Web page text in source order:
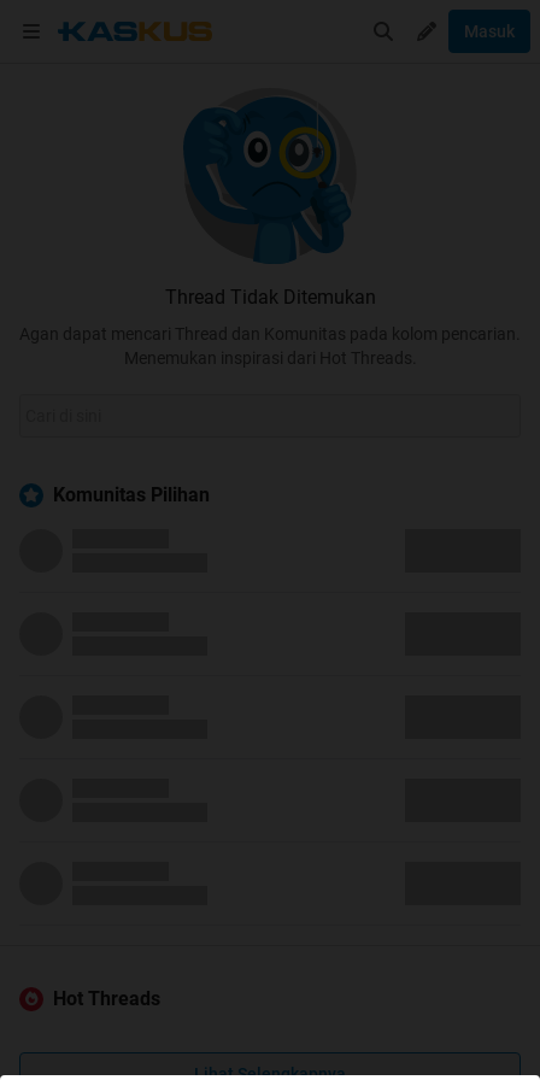
Masuk
Thread Tidak Ditemukan
Agan dapat mencari Thread dan Komunitas pada kolom pencarian.
Menemukan inspirasi dari Hot Threads.
Komunitas Pilihan
Hot Threads
Lihat Selengkapnya